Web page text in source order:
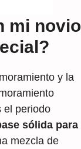
mi novio
y la
el periodo
sólida para
mezcla de